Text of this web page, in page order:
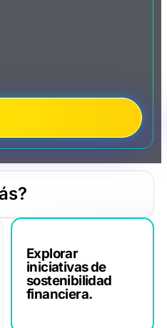
Explorar
iniciativas de
sostenibilidad
financiera.